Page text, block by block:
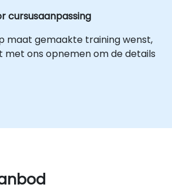
cursusaanpassing
maat gemaakte training wenst,
met ons opnemen om de details